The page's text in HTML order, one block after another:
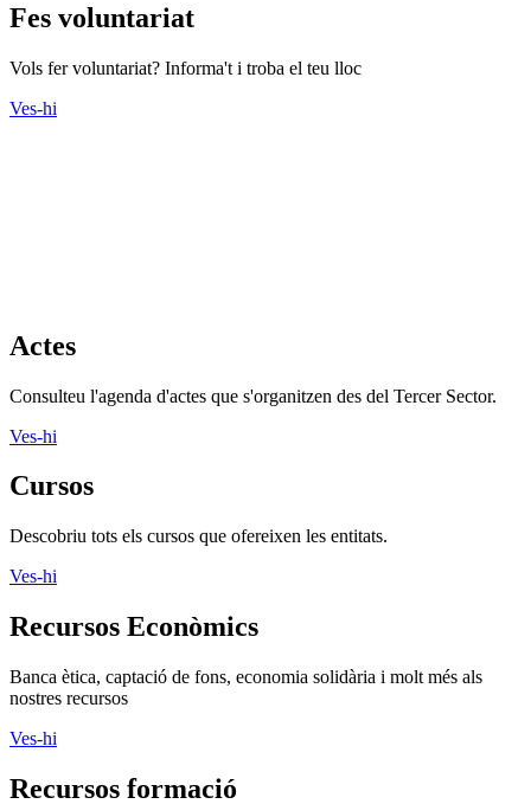
Fes voluntariat
Vols fer voluntariat? Informa't i troba el teu lloc
Ves-hi
nostres recursos
Ves-hi
Recursos formació
Crèdits de lliure elecció, formació, gestió i molt més als nostres
recursos
Ves-hi
Recursos informàtics